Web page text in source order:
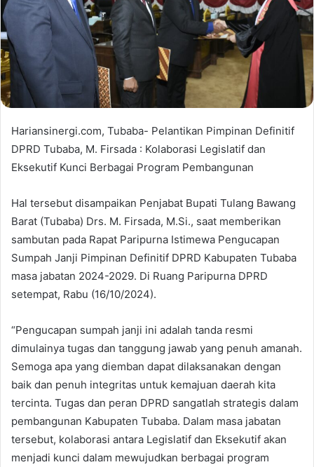
Hariansinergi.com, Tubaba- Pelantikan Pimpinan Definitif
DPRD Tubaba, M. Firsada : Kolaborasi Legislatif dan
Eksekutif Kunci Berbagai Program Pembangunan
Hal tersebut disampaikan Penjabat Bupati Tulang Bawang
Barat (Tubaba) Drs. M. Firsada, M.Si., saat memberikan
sambutan pada Rapat Paripurna Istimewa Pengucapan
Sumpah Janji Pimpinan Definitif DPRD Kabupaten Tubaba
masa jabatan 2024-2029. Di Ruang Paripurna DPRD
setempat, Rabu (16/10/2024).
“Pengucapan sumpah janji ini adalah tanda resmi
dimulainya tugas dan tanggung jawab yang penuh amanah.
Semoga apa yang diemban dapat dilaksanakan dengan
baik dan penuh integritas untuk kemajuan daerah kita
tercinta. Tugas dan peran DPRD sangatlah strategis dalam
pembangunan Kabupaten Tubaba. Dalam masa jabatan
tersebut, kolaborasi antara Legislatif dan Eksekutif akan
menjadi kunci dalam mewujudkan berbagai program